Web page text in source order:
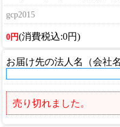
gcp2015
0円(消費税込:0円)
お届け先の法人名（会社
売り切れました。